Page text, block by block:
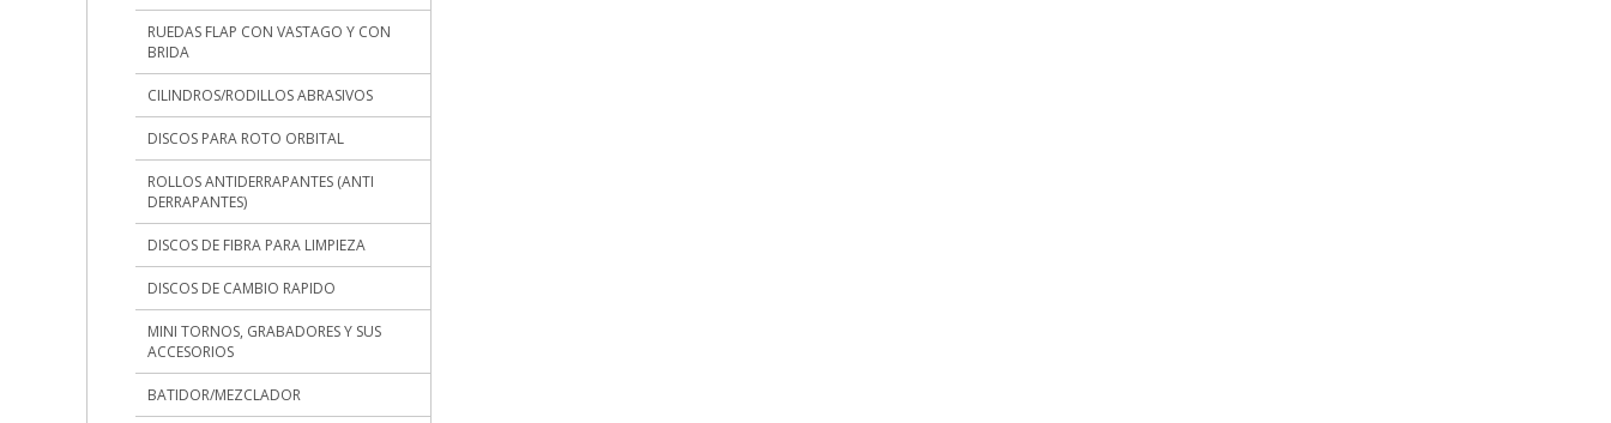
RUEDAS FLAP CON VASTAGO Y CON
BRIDA
CILINDROS/RODILLOS ABRASIVOS
DISCOS PARA ROTO ORBITAL
ROLLOS ANTIDERRAPANTES (ANTI
DERRAPANTES)
DISCOS DE FIBRA PARA LIMPIEZA
DISCOS DE CAMBIO RAPIDO
MINI TORNOS, GRABADORES Y SUS
ACCESORIOS
BATIDOR/MEZCLADOR